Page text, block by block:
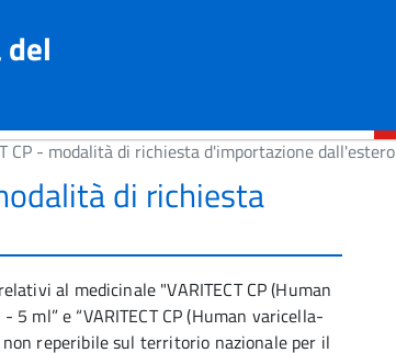
CP - modalità di richiesta d'importazione dall'estero
di richiesta
al medicinale "VARITECT CP (Human
ml” e “VARITECT CP (Human varicella-
reperibile sul territorio nazionale per il